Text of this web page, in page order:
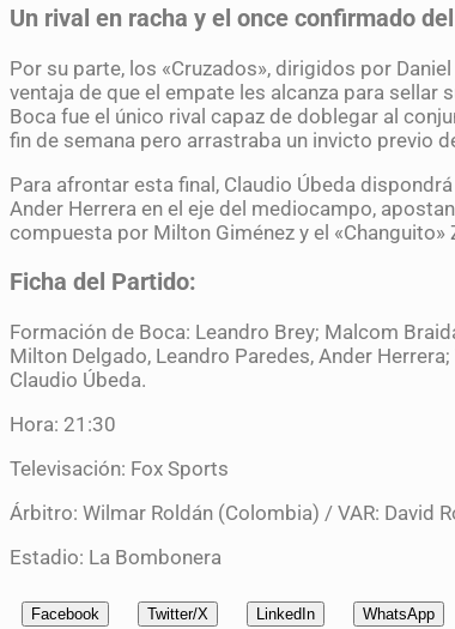
Un rival en racha y el once confirmado
Por su parte, los «Cruzados», dirigidos por
ventaja de que el empate les alcanza para sellar
Boca fue el único rival capaz de doblegar al
fin de semana pero arrastraba un invicto previo
Para afrontar esta final, Claudio Úbeda
Ander Herrera en el eje del mediocampo,
compuesta por Milton Giménez y el «Changuito»
Ficha del Partido:
Formación de Boca: Leandro Brey; Malcom
Milton Delgado, Leandro Paredes, Ander
Claudio Úbeda.
Hora: 21:30
Televisación: Fox Sports
Árbitro: Wilmar Roldán (Colombia) / VAR: David
Estadio: La Bombonera
Facebook Twitter/X LinkedIn WhatsApp